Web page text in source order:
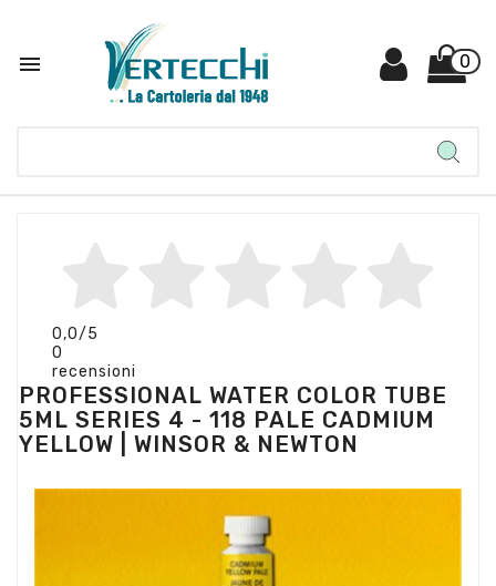
 0
0,0/5
0
recensioni
PROFESSIONAL WATER COLOR TUBE
5ML SERIES 4 - 118 PALE CADMIUM
YELLOW | WINSOR & NEWTON